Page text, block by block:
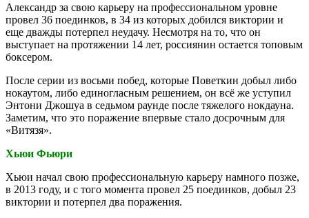
Александр за свою карьеру на профессиональном уровне
провел 36 поединков, в 34 из которых добился виктории и
еще дважды потерпел неудачу. Несмотря на то, что он
выступает на протяжении 14 лет, россиянин остается топовым
боксером.
После серии из восьми побед, которые Поветкин добыл либо
нокаутом, либо единогласным решением, он всё же уступил
Энтони Джошуа в седьмом раунде после тяжелого нокдауна.
Заметим, что это поражение впервые стало досрочным для
«Витязя».
Хьюи Фьюри
Хьюи начал свою профессиональную карьеру намного позже,
в 2013 году, и с того момента провел 25 поединков, добыл 23
виктории и потерпел два поражения.